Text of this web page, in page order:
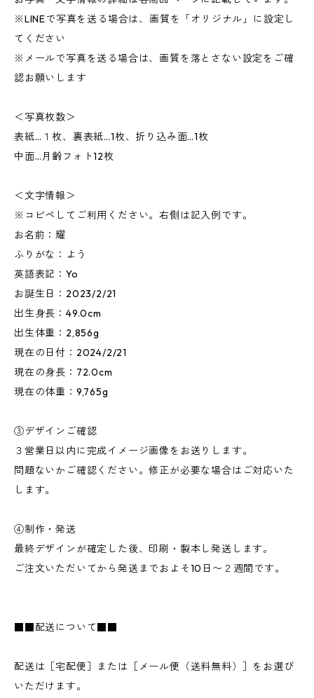
※LINEで写真を送る場合は、画質を「オリジナル」に設定し
てください
※メールで写真を送る場合は、画質を落とさない設定をご確
認お願いします
＜写真枚数＞
表紙…１枚、裏表紙…1枚、折り込み面…1枚
中面…月齢フォト12枚
＜文字情報＞
※コピペしてご利用ください。右側は記入例です。
お名前：耀
ふりがな：よう
英語表記：Yo
お誕生日：2023/2/21
出生身長：49.0cm
出生体重：2,856g
現在の日付：2024/2/21
現在の身長：72.0cm
現在の体重：9,765g
③デザインご確認
３営業日以内に完成イメージ画像をお送りします。
問題ないかご確認ください。修正が必要な場合はご対応いた
します。
④制作・発送
最終デザインが確定した後、印刷・製本し発送します。
ご注文いただいてから発送までおよそ10日〜２週間です。
■■配送について■■
​配送は［宅配便］または［メール便（送料無料）］をお選び
いただけます。